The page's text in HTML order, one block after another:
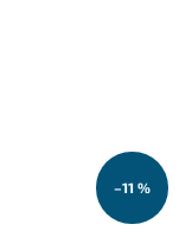
–11 %